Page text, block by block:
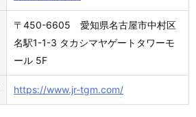
〒450-6605 愛知県名古屋市中村区
名駅1-1-3 タカシマヤゲートタワーモ
ール 5F
https://www.jr-tgm.com/